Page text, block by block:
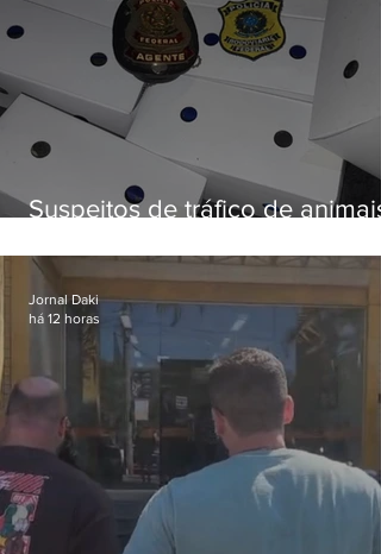
Suspeitos de tráfico de animais
aves
Jornal Daki
há 12 horas